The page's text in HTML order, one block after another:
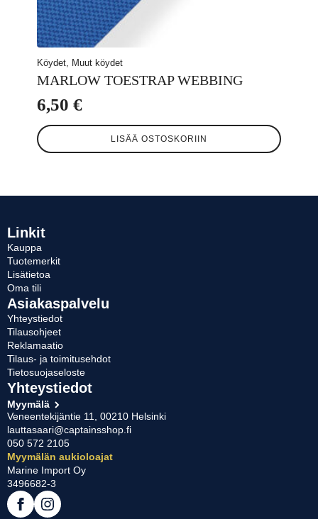
Köydet, Muut köydet
MARLOW TOESTRAP WEBBING
6,50 €
LISÄÄ OSTOSKORIIN
Linkit
Kauppa
Tuotemerkit
Lisätietoa
Oma tili
Asiakaspalvelu
Yhteystiedot
Tilausohjeet
Reklamaatio
Tilaus- ja toimitusehdot
Tietosuojaseloste
Yhteystiedot
Myymälä
Veneentekijäntie 11, 00210 Helsinki
lauttasaari@captainsshop.fi
050 572 2105
Myymälän aukioloajat
Marine Import Oy
3496682-3